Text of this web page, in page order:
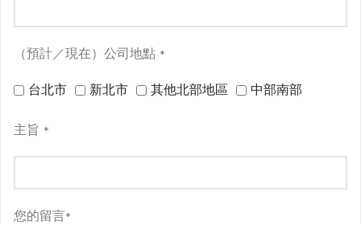
（預計／現在）公司地點 *
台北市 新北市 其他北部地區 中部南部
主旨 *
您的留言*